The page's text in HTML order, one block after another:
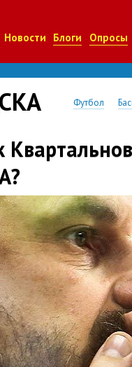
Новости Блоги Опросы
Футбол